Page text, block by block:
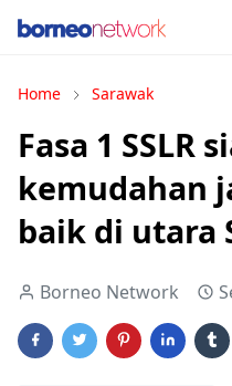
Home Sarawak
Fasa 1 SSLR
kemudahan
baik di utara
Borneo Network